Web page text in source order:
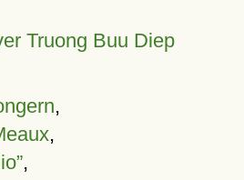
Truong Buu Diep
,
,
,